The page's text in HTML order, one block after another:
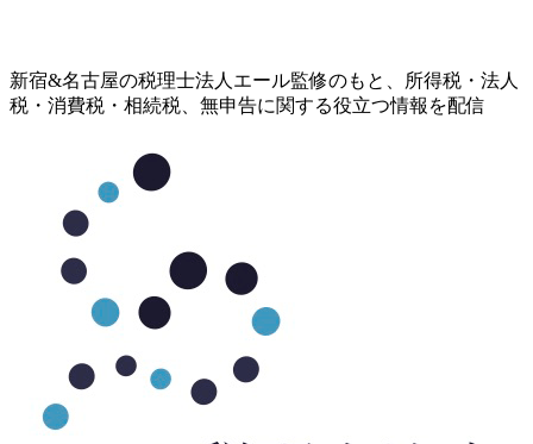
コ
ン
新宿&名古屋の税理士法人エール監修のもと、所得税・法人
税・消費税・相続税、無申告に関する役立つ情報を配信